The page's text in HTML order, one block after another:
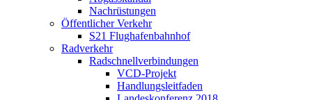
Nachrüstungen
Öffentlicher Verkehr
S21 Flughafenbahnhof
Radverkehr
Radschnellverbindungen
VCD-Projekt
Handlungsleitfaden